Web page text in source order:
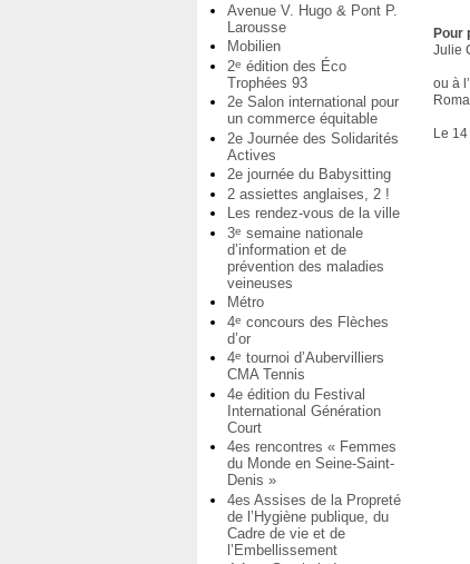
Avenue V. Hugo & Pont P.
Larousse
Mobilien
2e édition des Éco
Trophées 93
2e Salon international pour
un commerce équitable
2e Journée des Solidarités
Actives
2e journée du Babysitting
2 assiettes anglaises, 2 !
Les rendez-vous de la ville
3e semaine nationale
d’information et de
prévention des maladies
veineuses
Métro
4e concours des Flèches
d’or
4e tournoi d’Aubervilliers
CMA Tennis
4e édition du Festival
International Génération
Court
4es rencontres « Femmes
du Monde en Seine-Saint-
Denis »
4es Assises de la Propreté
de l’Hygiène publique, du
Cadre de vie et de
l’Embellissement
Pour
Julie
ou à
Le